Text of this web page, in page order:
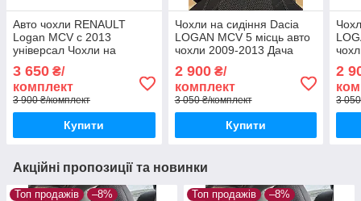
Авто чохли RENAULT
Logan MCV с 2013
універсал Чохли на
с 2013
3 650 ₴/
комплект
3 900 ₴/комплект
Купити
Чохли на сидіння Dacia
LOGAN MCV 5 місць авто
чохли 2009-2013 Дача
суцільна)
2 900₴/
комплект
3 050 ₴/комплект
Купити
2
3
Акційні пропозиції та новинки
Топ продажів –8% Топ продажів –8%